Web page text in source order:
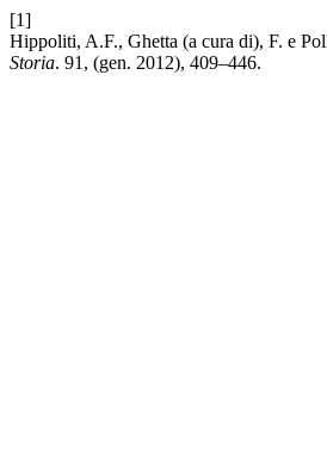
[1]
Hippoliti, A.F., Ghetta (a cura di), F. e
Storia. 91, (gen. 2012), 409–446.